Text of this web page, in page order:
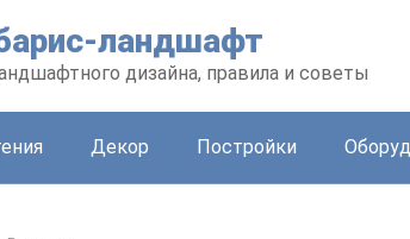
ландшафт
дизайна, правила и советы
Декор Постройки